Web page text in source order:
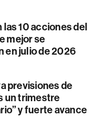
las 10 acciones del
mejor se
en julio de 2026
previsiones de
un trimestre
y fuerte avance